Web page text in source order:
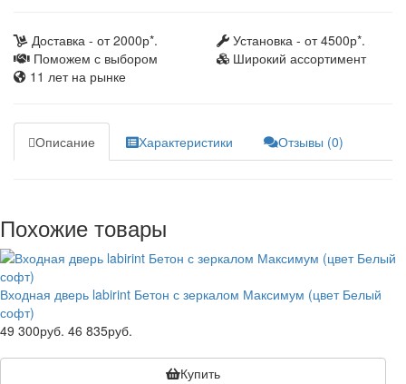
Доставка - от 2000р*.
Установка - от 4500р*.
Поможем с выбором
Широкий ассортимент
11 лет на рынке
Описание Характеристики Отзывы (0)
Похожие товары
Входная дверь labirint Бетон с зеркалом Максимум (цвет Белый
софт)
49 300руб. 46 835руб.
Купить